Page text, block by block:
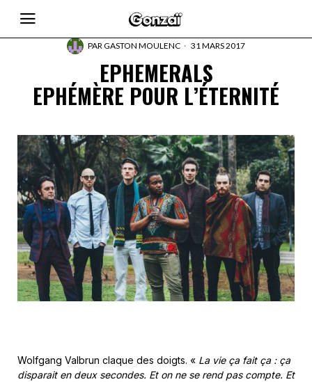
PARGASTON MOULENC 31 MARS 2017
EPHEMERALS
EPHÉMÈRE POUR L’ÉTERNITÉ
Wolfgang Valbrun claque des doigts. « La vie ça fait ça : ça
disparait en deux secondes. Et on ne se rend pas compte. Et